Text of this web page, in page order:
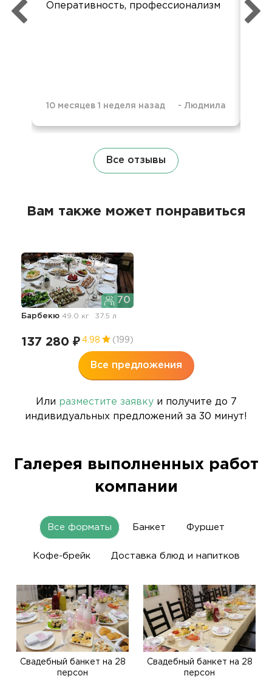
Оперативность, профессионализм
10 месяцев 1 неделя назад - Людмила
Все отзывы
Вам также может понравиться
70
Барбекю 49.0 кг 37.5 л
137 280 ₽ 4.98 (199)
Все предложения
Или разместите заявкуи получите до 7
индивидуальных предложений за 30 минут!
Галерея выполненных работ
компании
Все форматы Банкет Фуршет
Кофе-брейк Доставка блюд и напитков
Свадебный банкет на 28
персон
Свадебный банкет на 28
персон